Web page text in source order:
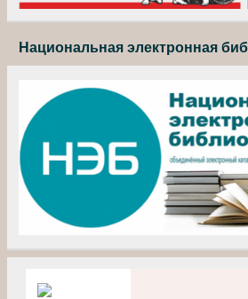
Национальная электронная